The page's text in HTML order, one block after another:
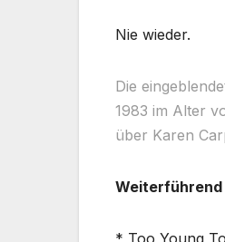
Nie wieder.
Die
1983 im Alter
über Karen
Weiterführend